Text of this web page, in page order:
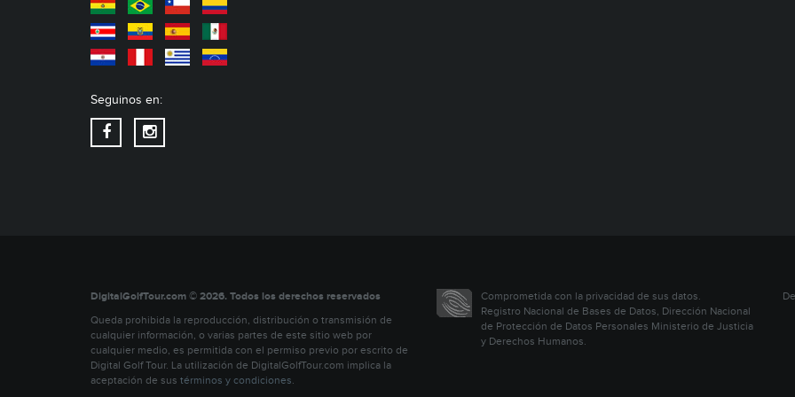
Seguinos en:
DigitalGolfTour.com © 2026. Todos los derechos reservados
Queda prohibida la reproducción, distribución o transmisión de
cualquier información, o varias partes de este sitio web por
cualquier medio, es permitida con el permiso previo por escrito de
Digital Golf Tour. La utilización de DigitalGolfTour.com implica la
aceptación de sus términos y condiciones.
Comprometida con la privacidad de sus datos.
Registro Nacional de Bases de Datos, Dirección Nacional
de Protección de Datos Personales Ministerio de Justicia
y Derechos Humanos.